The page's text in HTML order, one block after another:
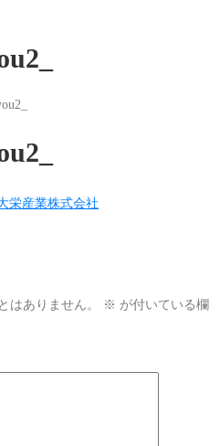
栄産業株式会社
はありません。 ※ が付いている欄